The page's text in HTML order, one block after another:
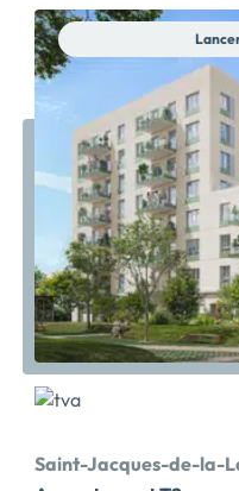
Saint-Jacques-de-la-